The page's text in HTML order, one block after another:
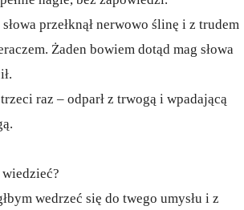
przełknął nerwowo ślinę i z trudem
Żaden bowiem dotąd mag słowa
raz – odparł z trwogą i wpadającą
wedrzeć się do twego umysłu i z